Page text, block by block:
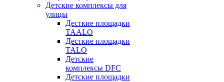
Детские комплексы для
улицы
Десткие площадки
TAALO
Десткие площадки
TALO
Детские
комплексы DFC
Детские площадки